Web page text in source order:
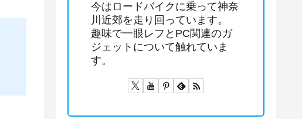
今はロードバイクに乗って神奈
川近郊を走り回っています。
趣味で一眼レフとPC関連のガ
ジェットについて触れていま
す。